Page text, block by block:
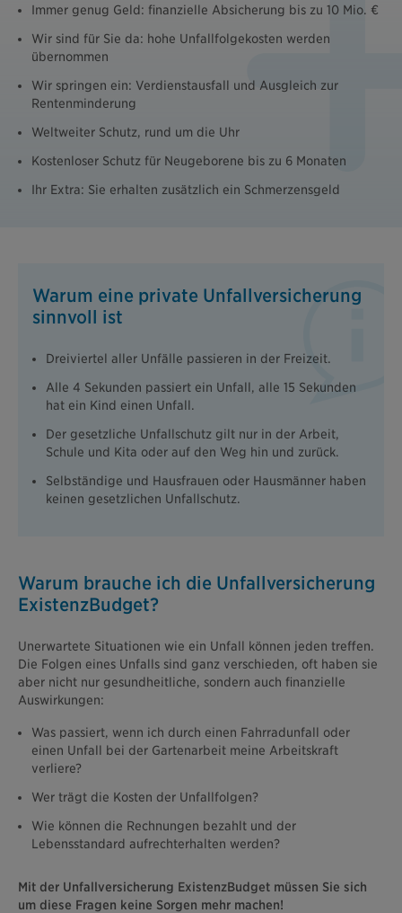
Immer genug Geld: finanzielle Absicherung bis zu 10 Mio. €
Wir sind für Sie da: hohe Unfallfolgekosten werden
übernommen
Wir springen ein: Verdienstausfall und Ausgleich zur
Rentenminderung
Weltweiter Schutz, rund um die Uhr
Kostenloser Schutz für Neugeborene bis zu 6 Monaten
Ihr Extra: Sie erhalten zusätzlich ein Schmerzensgeld
Warum eine private Unfallversicherung
sinnvoll ist
Dreiviertel aller Unfälle passieren in der Freizeit.
Alle 4 Sekunden passiert ein Unfall, alle 15 Sekunden
hat ein Kind einen Unfall.
Der gesetzliche Unfallschutz gilt nur in der Arbeit,
Schule und Kita oder auf den Weg hin und zurück.
Selbständige und Hausfrauen oder Hausmänner haben
keinen gesetzlichen Unfallschutz.
Warum brauche ich die Unfallversicherung
ExistenzBudget?
Unerwartete Situationen wie ein Unfall können jeden treffen.
Die Folgen eines Unfalls sind ganz verschieden, oft haben sie
aber nicht nur gesundheitliche, sondern auch finanzielle
Auswirkungen:
Was passiert, wenn ich durch einen Fahrradunfall oder
einen Unfall bei der Gartenarbeit meine Arbeitskraft
verliere?
Wer trägt die Kosten der Unfallfolgen?
Wie können die Rechnungen bezahlt und der
Lebensstandard aufrechterhalten werden?
Mit der Unfallversicherung ExistenzBudget müssen Sie sich
um diese Fragen keine Sorgen mehr machen!